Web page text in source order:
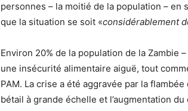
personnes – la moitié de la population – en
que la situation se soit «considérablement
Environ 20% de la population de la Zambie
une insécurité alimentaire aiguë, tout
PAM. La crise a été aggravée par la
bétail à grande échelle et l’augmentation du